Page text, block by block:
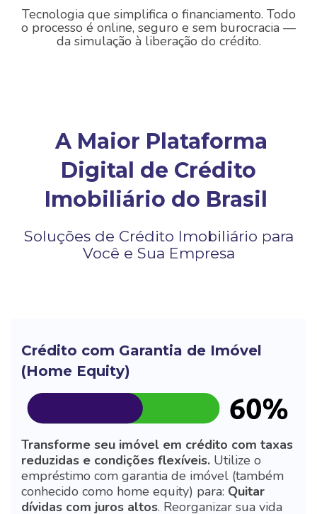
Tecnologia que simplifica o financiamento. Todo
o processo é online, seguro e sem burocracia —
da simulação à liberação do crédito.
A Maior Plataforma
Digital de Crédito
Imobiliário do Brasil
Soluções de Crédito Imobiliário para
Você e Sua Empresa
Crédito com Garantia de Imóvel
(Home Equity)
Transforme seu imóvel em crédito com taxas
reduzidas e condições flexíveis. Utilize o
empréstimo com garantia de imóvel (também
conhecido como home equity) para: Quitar
dívidas com juros altos. Reorganizar sua vida